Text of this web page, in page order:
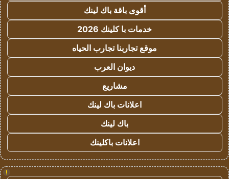
أقوى باقة باك لينك
خدمات با كلينك 2026
موقع تجاربنا تجارب الحياه
ديوان العرب
مشاريع
اعلانات باك لينك
باك لينك
اعلانات باكلينك
!